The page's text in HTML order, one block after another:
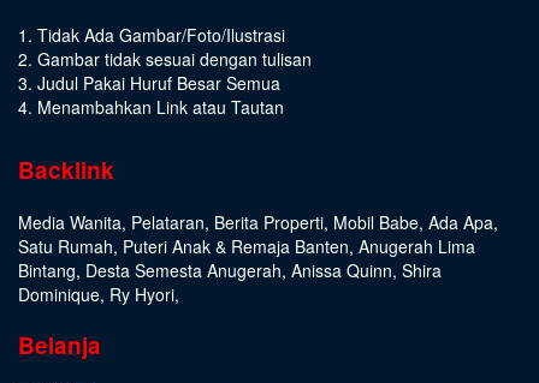
1. Tidak Ada Gambar/Foto/Ilustrasi
2. Gambar tidak sesuai dengan tulisan
3. Judul Pakai Huruf Besar Semua
4. Menambahkan Link atau Tautan
Backlink
Media Wanita, Pelataran, Berita Properti, Mobil Babe, Ada Apa,
Satu Rumah, Puteri Anak & Remaja Banten, Anugerah Lima
Bintang, Desta Semesta Anugerah, Anissa Quinn, Shira
Dominique, Ry Hyori,
Belanja